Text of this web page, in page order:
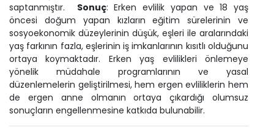
saptanmıştır. Sonuç: Erken evlilik yapan ve 18 yaş
öncesi doğum yapan kızların eğitim sürelerinin ve
sosyoekonomik düzeylerinin düşük, eşleri ile aralarındaki
yaş farkının fazla, eşlerinin iş imkanlarının kısıtlı olduğunu
ortaya koymaktadır. Erken yaş evlilikleri önlemeye
yönelik müdahale programlarının ve yasal
düzenlemelerin geliştirilmesi, hem ergen evliliklerin hem
de ergen anne olmanın ortaya çıkardığı olumsuz
sonuçların engellenmesine katkıda bulunabilir.